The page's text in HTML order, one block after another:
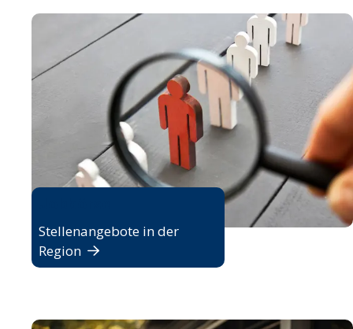
Stellenangebote in der
Region